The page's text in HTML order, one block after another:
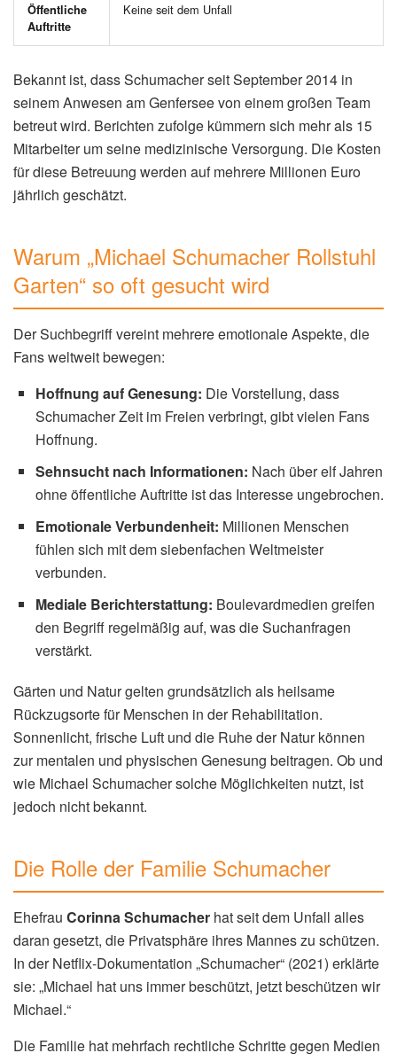
Öffentliche
Auftritte
Keine seit dem Unfall
Bekannt ist, dass Schumacher seit September 2014 in
seinem Anwesen am Genfersee von einem großen Team
betreut wird. Berichten zufolge kümmern sich mehr als 15
Mitarbeiter um seine medizinische Versorgung. Die Kosten
für diese Betreuung werden auf mehrere Millionen Euro
jährlich geschätzt.
Warum „Michael Schumacher Rollstuhl
Garten“ so oft gesucht wird
Der Suchbegriff vereint mehrere emotionale Aspekte, die
Fans weltweit bewegen:
Hoffnung auf Genesung: Die Vorstellung, dass
Schumacher Zeit im Freien verbringt, gibt vielen Fans
Hoffnung.
Sehnsucht nach Informationen: Nach über elf Jahren
ohne öffentliche Auftritte ist das Interesse ungebrochen.
Emotionale Verbundenheit: Millionen Menschen
fühlen sich mit dem siebenfachen Weltmeister
verbunden.
Mediale Berichterstattung: Boulevardmedien greifen
den Begriff regelmäßig auf, was die Suchanfragen
verstärkt.
Gärten und Natur gelten grundsätzlich als heilsame
Rückzugsorte für Menschen in der Rehabilitation.
Sonnenlicht, frische Luft und die Ruhe der Natur können
zur mentalen und physischen Genesung beitragen. Ob und
wie Michael Schumacher solche Möglichkeiten nutzt, ist
jedoch nicht bekannt.
Die Rolle der Familie Schumacher
Ehefrau Corinna Schumacher hat seit dem Unfall alles
daran gesetzt, die Privatsphäre ihres Mannes zu schützen.
In der Netflix-Dokumentation „Schumacher“ (2021) erklärte
sie: „Michael hat uns immer beschützt, jetzt beschützen wir
Michael.“
Die Familie hat mehrfach rechtliche Schritte gegen Medien